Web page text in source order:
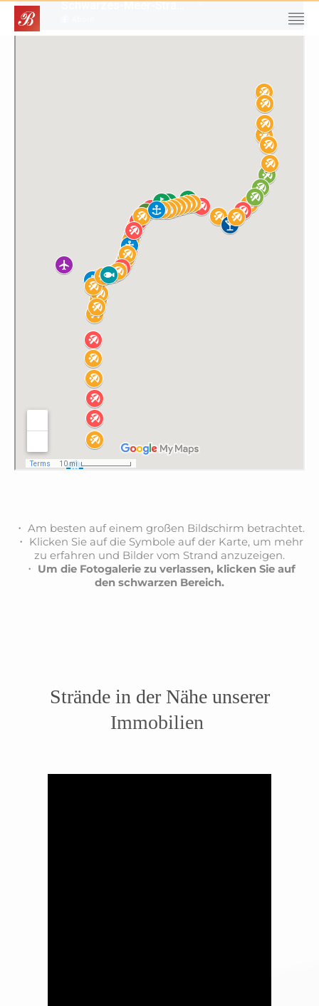
・ Am besten auf einem großen Bildschirm betrachtet.
・ Klicken Sie auf die Symbole auf der Karte, um mehr
zu erfahren und Bilder vom Strand anzuzeigen.
・ Um die Fotogalerie zu verlassen, klicken Sie auf
den schwarzen Bereich.
Strände in der Nähe unserer
Immobilien